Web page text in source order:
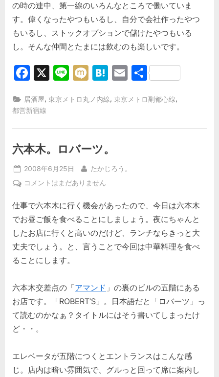
の時の連中、第一線のいろんなところで働いていま
す。偉くなったやつもいるし、自分で会社作ったやつ
もいるし、ストックオプションで儲けたやつもいる
し。そんな仲間とたまには飲むのも楽しいです。
Facebook
X LineMixiHatena
Email
共
居酒屋,東京メトロ丸ノ内線,東京メトロ副都心線,
都営新宿線
六本木。ロバーツ。
Posted
on
2008年6月25日 By
たかじろう。
六
木。
ロ
ー
ツ。
へ
コメントはまだありません
仕事で六本木に行く機会があったので、今日は六本木
でお昼ご飯を食べることにしましょう。夜にちゃんと
したお店に行くと高いのだけど、ランチならきっと大
丈夫でしょう。と、言うことで今回は中華料理を食べ
ることにします。
六本木交差点の「アマンド 」の裏のビルの五階にある
お店です。「ROBERT’S」。日本語だと「ロバーツ」っ
て読むのかなぁ？タイトルにはそう書いてしまったけ
ど・・。
エレベータが五階につくとエントランスはこんな感
じ。店内は暗い雰囲気で、グルっと回って席に案内し